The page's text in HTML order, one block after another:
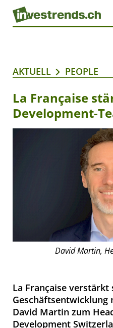
AKTUELL PEOPLE
La Française
Development-
David Martin,
La Française
Geschäftsentwicklung
David Martin zum
Development